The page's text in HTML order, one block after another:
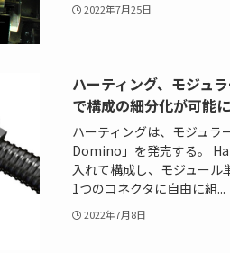
2022年7月25日
ハーティング、モジュ
で構成の細分化が可能に
ハーティングは、モジュ
Domino」を発売する。
入れて構成し、モジュール
1つのコネクタに自由に組...
2022年7月8日